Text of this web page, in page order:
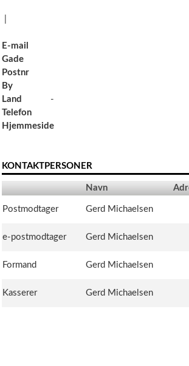
E-mail
Gade
Postnr
By
Land
-
Telefon
Hjemmeside
KONTAKTPERSONER
Navn
Postmodtager Gerd Michaelsen
e-postmodtager Gerd Michaelsen
Formand Gerd Michaelsen
Kasserer Gerd Michaelsen